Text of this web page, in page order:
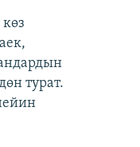
турат.